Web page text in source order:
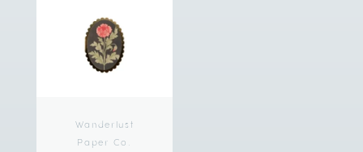
Wanderlust
Paper Co.